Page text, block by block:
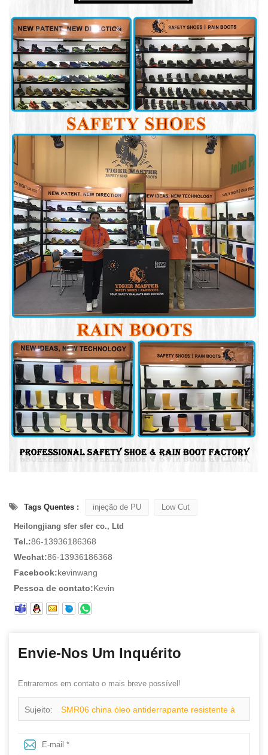
Tags Quentes : injeção de PU Low Cut
Heilongjiang sfer sfer co., Ltd
Tel.:86-13936186368
Wechat:86-13936186368
Facebook:kevinwang
Pessoa de contato:Kevin
Envie-Nos Um Inquérito
Entraremos em contato o mais breve possível!
Sujeito: SMR06 china óleo antiderrapante resistente à
estática segurança homens sapatos esporte